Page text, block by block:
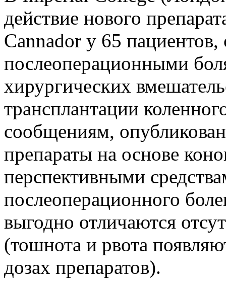
действие нового
Cannador у 65
послеоперационными
хирургических
трансплантации
сообщениям,
препараты на основе
перспективными
послеоперационного
выгодно отличаются
(тошнота и рвота
дозах препаратов).